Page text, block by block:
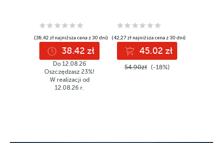
(38,42 zł najniższa cena z 30 dni)
38.42 zł
Do 12.08.26
Oszczędzasz 23%!
W realizacji od
12.08.26 r.
(42,27 zł najniższa cena z 30 dni)
45.02 zł
54.90zł (-18%)